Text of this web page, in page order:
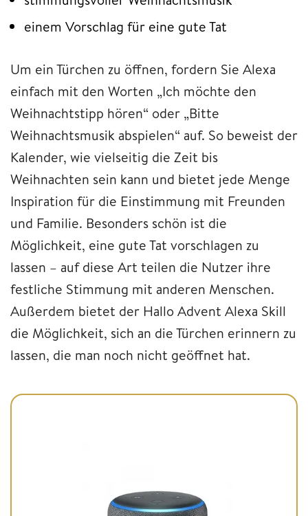
einem Vorschlag für eine gute Tat
Um ein Türchen zu öffnen, fordern Sie Alexa
einfach mit den Worten „Ich möchte den
Weihnachtstipp hören“ oder „Bitte
Weihnachtsmusik abspielen“ auf. So beweist der
Kalender, wie vielseitig die Zeit bis
Weihnachten sein kann und bietet jede Menge
Inspiration für die Einstimmung mit Freunden
und Familie. Besonders schön ist die
Möglichkeit, eine gute Tat vorschlagen zu
lassen – auf diese Art teilen die Nutzer ihre
festliche Stimmung mit anderen Menschen.
Außerdem bietet der Hallo Advent Alexa Skill
die Möglichkeit, sich an die Türchen erinnern zu
lassen, die man noch nicht geöffnet hat.